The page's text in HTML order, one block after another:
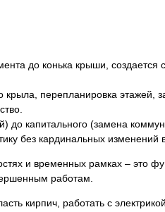
до конька крыши, создается
крыла, перепланировка этажей,
до капитального (замена
без кардинальных изменений
и временных рамках – это
работам.
кирпич, работать с